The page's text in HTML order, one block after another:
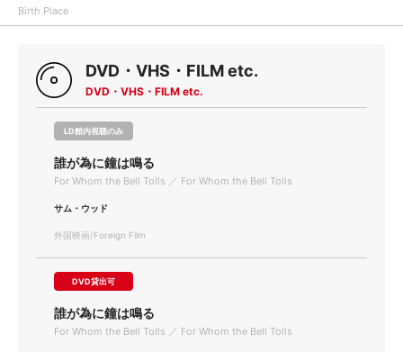
Birth Place
DVD・VHS・FILM etc.
DVD・VHS・FILM etc.
LD館内視聴のみ
誰が為に鐘は鳴る
For Whom the Bell Tolls ／ For Whom the Bell Tolls
サム・ウッド
外国映画/Foreign Film
DVD貸出可
誰が為に鐘は鳴る
For Whom the Bell Tolls ／ For Whom the Bell Tolls